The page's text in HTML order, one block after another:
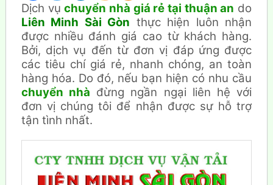
Dịch vụchuyển nhà giá rẻ tại thuận an do
Liên Minh Sài Gòn thực hiện luôn nhận
được nhiều đánh giá cao từ khách hàng.
Bởi, dịch vụ đến từ đơn vị đáp ứng được
các tiêu chí giá rẻ, nhanh chóng, an toàn
hàng hóa. Do đó, nếu bạn hiện có nhu cầu
chuyển nhà đừng ngần ngại liên hệ với
đơn vị chúng tôi để nhận được sự hỗ trợ
tận tình nhất.